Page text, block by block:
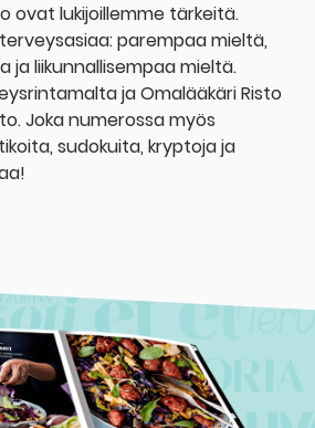
ovat lukijoillemme tärkeitä.
terveysasiaa: parempaa mieltä,
ja liikunnallisempaa mieltä.
ja Omalääkäri Risto
Joka numerossa myös
sudokuita, kryptoja ja